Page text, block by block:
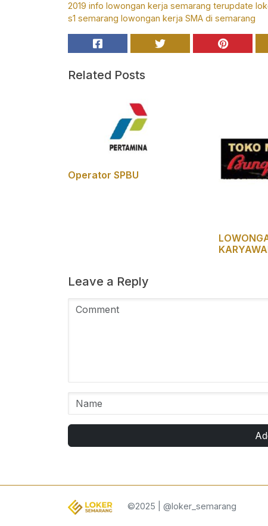
2019 info lowongan kerja semarang terupdate
s1 semarang lowongan kerja SMA di semarang
Related Posts
Operator SPBU
Leave a Reply
©2025 | @loker_semarang